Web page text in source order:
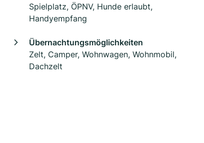
Spielplatz, ÖPNV, Hunde erlaubt,
Handyempfang
Übernachtungsmöglichkeiten
Zelt, Camper, Wohnwagen, Wohnmobil,
Dachzelt